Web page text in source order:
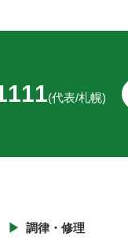
(代表/札幌)
調律・修理